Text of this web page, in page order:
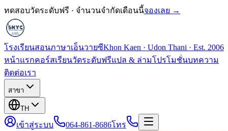
ทดสอบวัดระดับฟรี · จำนวนจำกัดเดือนนี้จองเลย →
โรงเรียนสอนภาษาเอ็นวายซีKhon Kaen · Udon Thani · Est. 2006
หน้าแรกคอร์สเรียนวัดระดับฟรีแปล & ล่ามโปรโมชั่นบทความ
ติดต่อเรา
สาขา
TH
เข้าสู่ระบบ 064-861-8686โทร